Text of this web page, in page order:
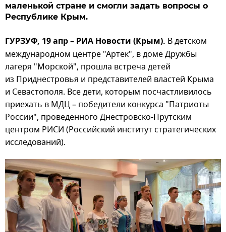
маленькой стране и смогли задать вопросы о
Республике Крым.
ГУРЗУФ, 19 апр – РИА Новости (Крым). В детском
международном центре "Артек", в доме Дружбы
лагеря "Морской", прошла встреча детей
из Приднестровья и представителей властей Крыма
и Севастополя. Все дети, которым посчастливилось
приехать в МДЦ – победители конкурса "Патриоты
России", проведенного Днестровско-Прутским
центром РИСИ (Российский институт стратегических
исследований).